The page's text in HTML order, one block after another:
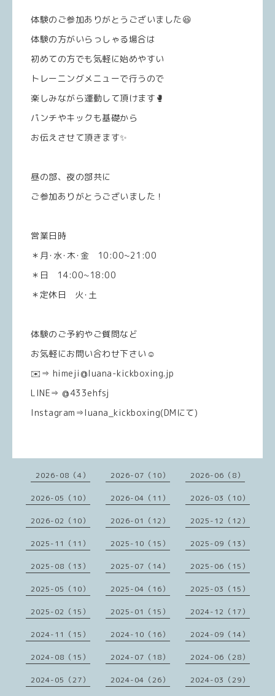
体験のご参加ありがとうございました😆
体験の方がいらっしゃる場合は
初めての方でも気軽に始めやすい
トレーニングメニューで行うので
楽しみながら運動して頂けます🥊
パンチやキックも基礎から
お伝えさせて頂きます✨
昼の部、夜の部共に
ご参加ありがとうございました！
営業日時
＊月･水･木･金 10:00~21:00
＊日 14:00~18:00
＊定休日 火･土
体験のご予約やご質問など
お気軽にお問い合わせ下さい☺️
✉️⇒ himeji@luana-kickboxing.jp
LINE⇒ @433ehfsj
Instagram⇒luana_kickboxing(DMにて)
2026-08（4） 2026-07（10） 2026-06（8）
2026-05（10） 2026-04（11） 2026-03（10）
2026-02（10） 2026-01（12） 2025-12（12）
2025-11（11） 2025-10（15） 2025-09（13）
2025-08（13） 2025-07（14） 2025-06（15）
2025-05（10） 2025-04（16） 2025-03（15）
2025-02（15） 2025-01（15） 2024-12（17）
2024-11（15） 2024-10（16） 2024-09（14）
2024-08（15） 2024-07（18） 2024-06（28）
2024-05（27） 2024-04（26） 2024-03（29）